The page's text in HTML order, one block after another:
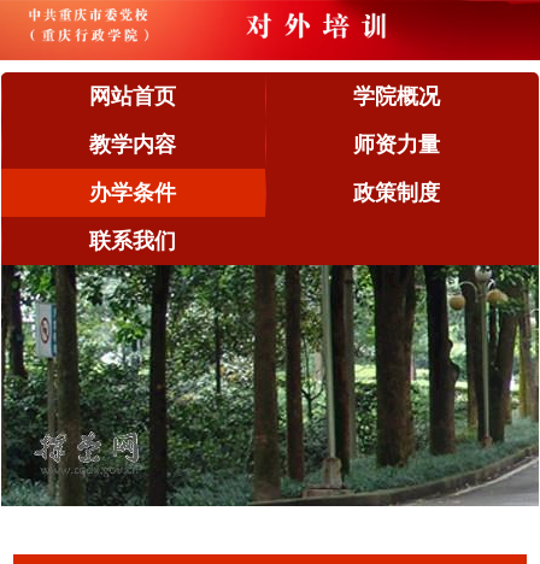
网站首页
学院概况
教学内容
师资力量
办学条件
政策制度
联系我们